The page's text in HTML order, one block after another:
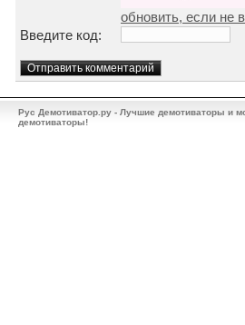
обновить, если не
Введите код:
Рус Демотиватор.ру - Лучшие демотиваторы и
демотиваторы!